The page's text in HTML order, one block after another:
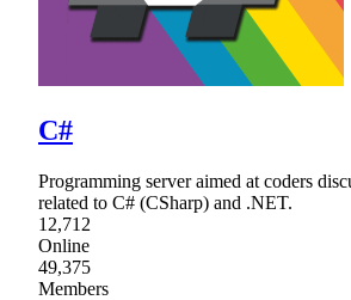
C#
Programming server aimed at coders
related to C# (CSharp) and .NET.
12,712
Online
49,375
Members